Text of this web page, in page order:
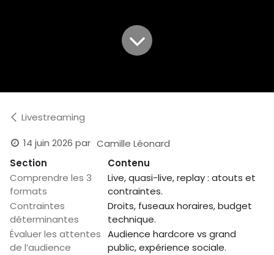
Livestreaming
14 juin 2026 par Camille Léonard
Section
Contenu
Comprendre les 3
formats
Live, quasi-live, replay : atouts et
contraintes.
Contraintes
déterminantes
Droits, fuseaux horaires, budget
technique.
Évaluer les attentes
de l’audience
Audience hardcore vs grand
public, expérience sociale.